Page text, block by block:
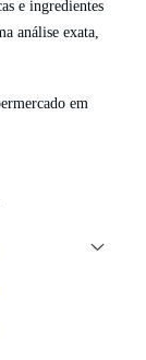
e ingredientes
análise exata,
em